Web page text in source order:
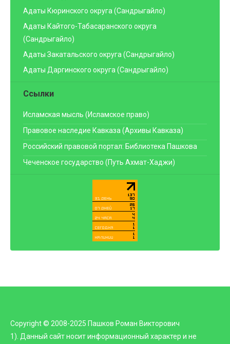
Адаты Кюринского округа (Сандрыгайло)
Адаты Кайтого-Табасаранского округа
(Сандрыгайло)
Адаты Закатальского округа (Сандрыгайло)
Адаты Даргинского округа (Сандрыгайло)
Ссылки
Исламская мысль (Исламское право)
Правовое наследие Кавказа (Архивы Кавказа)
Российский правовой портал: Библиотека Пашкова
Чеченское государство (Путь Ахмат-Хаджи)
Copyright © 2008-2025 Пашков Роман Викторович
1). Данный сайт носит информационный характер и не